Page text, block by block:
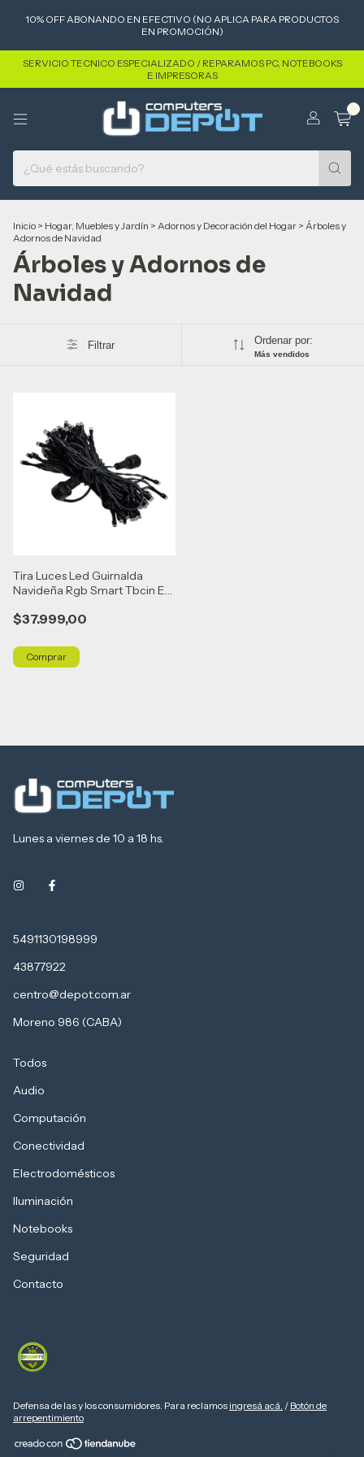
10% OFF ABONANDO EN EFECTIVO (NO APLICA PARA PRODUCTOS
EN PROMOCIÓN)
SERVICIO TECNICO ESPECIALIZADO / REPARAMOS PC, NOTEBOOKS
E IMPRESORAS
Inicio > Hogar, Muebles y Jardín > Adornos y Decoración del Hogar > Árboles y
Adornos de Navidad
Árboles y Adornos de
Navidad
Filtrar Ordenar por:
Más vendidos
Tira Luces Led Guirnalda
Navideña Rgb Smart Tbcin Ev-
$37.999,00
Comprar
Lunes a viernes de 10 a 18 hs.
5491130198999
43877922
centro@depot.com.ar
Moreno 986 (CABA)
Todos
Audio
Computación
Conectividad
Electrodomésticos
Iluminación
Notebooks
Seguridad
Contacto
Defensa de las y los consumidores. Para reclamos ingresá acá. / Botón de
arrepentimiento